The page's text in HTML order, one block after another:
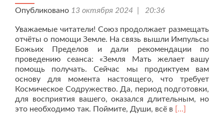
Опубликовано 13 октября 2024 | 20:36
Уважаемые читатели! Союз продолжает размещать
отчёты о помощи Земле. На связь вышли Импульсы
Божьих Пределов и дали рекомендации по
проведению сеанса: «Земля Мать желает вашу
помощь получать. Сейчас мы продиктуем вам
основу для момента настоящего, что требует
Космическое Содружество. Да, период подготовки,
для восприятия вашего, оказался длительным, но
это необходимо так. Поймите, Души, всё в Читать
[…]